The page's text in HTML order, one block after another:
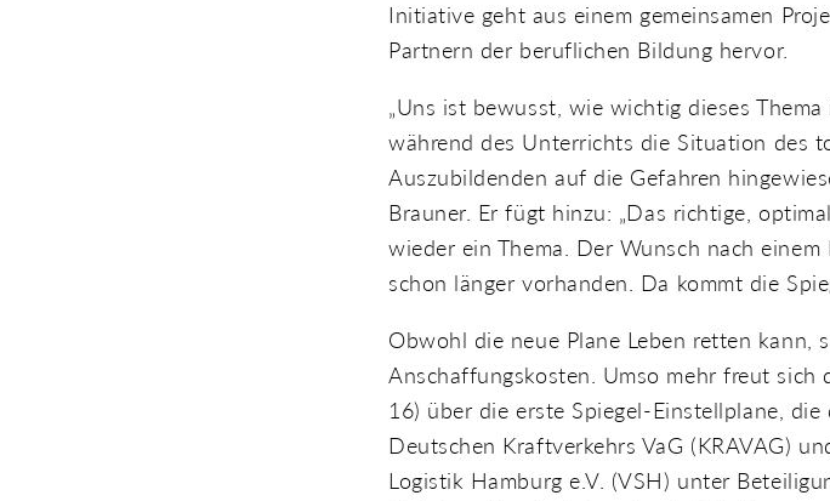
Initiative geht aus einem gemeinsamen
Partnern der beruflichen Bildung hervor.
„Uns ist bewusst, wie wichtig dieses
während des Unterrichts die Situation des
Auszubildenden auf die Gefahren
Brauner. Er fügt hinzu: „Das richtige,
wieder ein Thema. Der Wunsch nach
schon länger vorhanden. Da kommt die
Obwohl die neue Plane Leben retten kann,
Anschaffungskosten. Umso mehr freut sich
16) über die erste Spiegel-Einstellplane, die
Deutschen Kraftverkehrs VaG (KRAVAG)
Logistik Hamburg e.V. (VSH) unter